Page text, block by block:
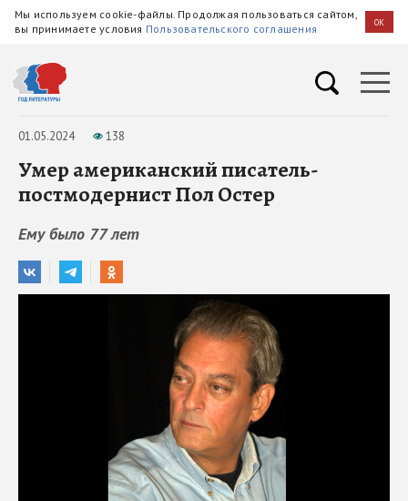
Мы используем cookie-файлы. Продолжая пользоваться сайтом,
вы принимаете условия Пользовательского соглашения OK
01.05.2024 138
Умер американский писатель-
постмодернист Пол Остер
Ему было 77 лет